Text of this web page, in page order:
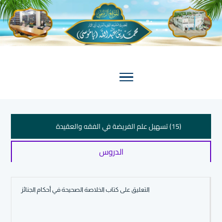
(15) تسهيل علم الفريضة في الفقه والعقيدة
(35) النحو المختصر بأسلوب سهل مبتكر ( مخطوط )
الدروس
التعليق على كتاب الخلاصة الصحيحة في أحكام الجنائز